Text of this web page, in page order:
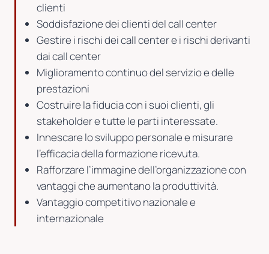
clienti
Soddisfazione dei clienti del call center
Gestire i rischi dei call center e i rischi derivanti
dai call center
Miglioramento continuo del servizio e delle
prestazioni
Costruire la fiducia con i suoi clienti, gli
stakeholder e tutte le parti interessate.
Innescare lo sviluppo personale e misurare
l’efficacia della formazione ricevuta.
Rafforzare l’immagine dell’organizzazione con
vantaggi che aumentano la produttività.
Vantaggio competitivo nazionale e
internazionale